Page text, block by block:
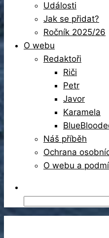
Události
Jak se přidat?
Ročník 2025/26
O webu
Redaktoři
Riči
Petr
Javor
Karamela
Náš příběh
Ochrana
O webu a